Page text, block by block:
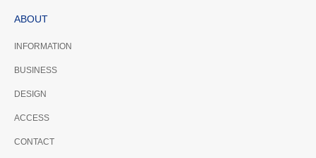
ABOUT
INFORMATION
BUSINESS
DESIGN
ACCESS
CONTACT